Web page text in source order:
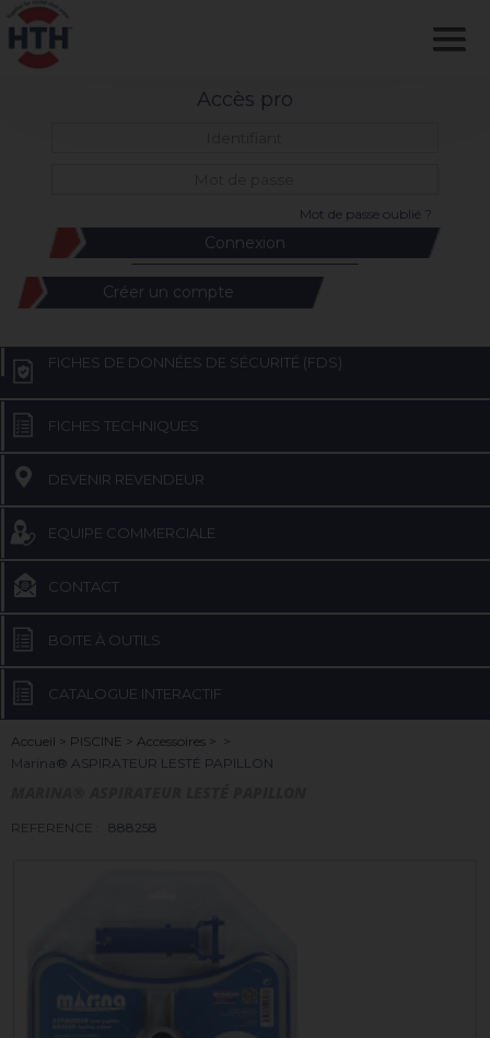
Accès pro
Mot de passe oublié ?
Créer un compte
FICHES DE DONNÉES DE SÉCURITÉ (FDS)
FICHES TECHNIQUES
DEVENIR REVENDEUR
EQUIPE COMMERCIALE
CONTACT
BOITE À OUTILS
CATALOGUE INTERACTIF
Accueil PISCINE Accessoires
Marina® ASPIRATEUR LESTÉ PAPILLON
REFERENCE : 888258